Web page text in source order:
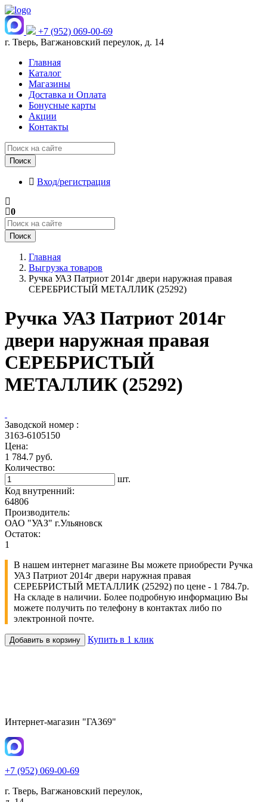
+7 (952) 069-00-69
г. Тверь, Вагжановский переулок, д. 14
Главная
Каталог
Магазины
Доставка и Оплата
Бонусные карты
Акции
Контакты
Поиск
Вход/регистрация
0
Поиск
Главная
Выгрузка товаров
Ручка УАЗ Патриот 2014г двери наружная правая
СЕРЕБРИСТЫЙ МЕТАЛЛИК (25292)
Ручка УАЗ Патриот 2014г
двери наружная правая
СЕРЕБРИСТЫЙ
МЕТАЛЛИК (25292)
Заводской номер :
3163-6105150
Цена:
1 784.7 руб.
Количество:
шт.
Код внутренний:
64806
Производитель:
ОАО "УАЗ" г.Ульяновск
Остаток:
1
В нашем интернет магазине Вы можете приобрести Ручка
УАЗ Патриот 2014г двери наружная правая
СЕРЕБРИСТЫЙ МЕТАЛЛИК (25292) по цене - 1 784.7р.
На складе в наличии. Более подробную информацию Вы
можете получить по телефону в контактах либо по
электронной почте.
Добавить в корзину Купить в 1 клик
Интернет-магазин "ГАЗ69"
+7 (952) 069-00-69
г. Тверь, Вагжановский переулок,